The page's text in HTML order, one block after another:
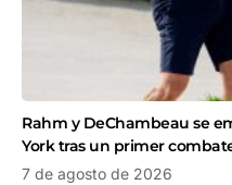
Rahm y DeChambeau se
York tras un primer
7 de agosto de 2026